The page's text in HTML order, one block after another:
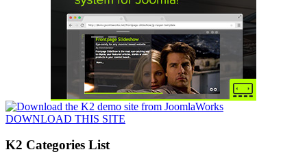
DOWNLOAD THIS SITE
K2 Categories List